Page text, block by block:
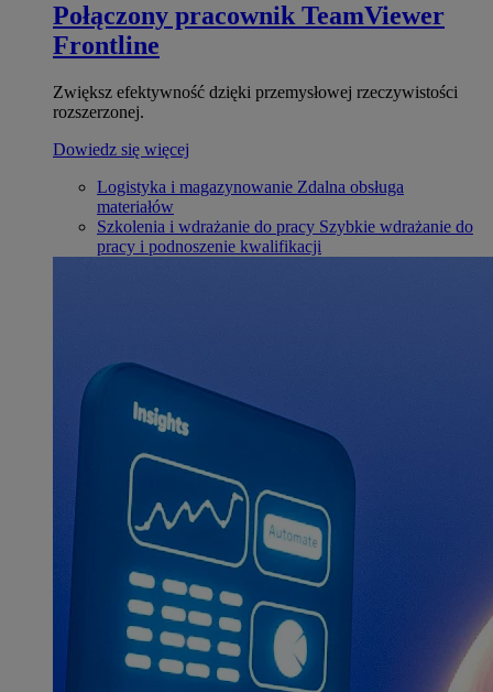
Połączony pracownik TeamViewer
Frontline
Zwiększ efektywność dzięki przemysłowej rzeczywistości
rozszerzonej.
Dowiedz się więcej
Logistyka i magazynowanie Zdalna obsługa
materiałów
Szkolenia i wdrażanie do pracy Szybkie wdrażanie do
pracy i podnoszenie kwalifikacji